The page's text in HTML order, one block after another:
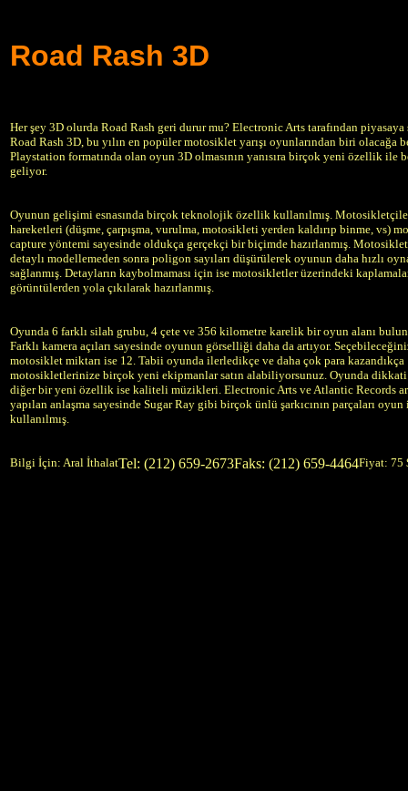
Road Rash 3D
Her şey 3D olurda Road Rash geri durur mu? Electronic Arts tarafından piyasaya
Road Rash 3D, bu yılın en popüler motosiklet yarışı oyunlarından biri olacağa
Playstation formatında olan oyun 3D olmasının yanısıra birçok yeni özellik ile
geliyor.
Oyunun gelişimi esnasında birçok teknolojik özellik kullanılmış.
hareketleri (düşme, çarpışma, vurulma, motosikleti yerden kaldırıp binme, vs)
capture yöntemi sayesinde oldukça gerçekçi bir biçimde hazırlanmış.
detaylı modellemeden sonra poligon sayıları düşürülerek oyunun daha hızlı
sağlanmış. Detayların kaybolmaması için ise motosikletler üzerindeki
görüntülerden yola çıkılarak hazırlanmış.
Oyunda 6 farklı silah grubu, 4 çete ve 356 kilometre karelik bir oyun alanı
Farklı kamera açıları sayesinde oyunun görselliği daha da artıyor.
motosiklet miktarı ise 12. Tabii oyunda ilerledikçe ve daha çok para kazandıkça
motosikletlerinize birçok yeni ekipmanlar satın alabiliyorsunuz. Oyunda
diğer bir yeni özellik ise kaliteli müzikleri. Electronic Arts veAtlantic Records
yapılan anlaşma sayesinde Sugar Ray gibi birçok ünlü şarkıcının parçaları
kullanılmış.
Bilgi İçin: Aral İthalatTel: (212) 659-2673Faks: (212) 659-4464Fiyat: 75